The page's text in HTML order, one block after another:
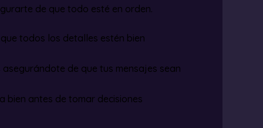
de que todo esté en orden.
todos los detalles estén bien
de que tus mensajes sean
bien antes de tomar decisiones